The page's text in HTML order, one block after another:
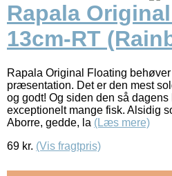
Rapala
13cm-RT
Rapala Original Floating
præsentation. Det er den mest
og godt! Og siden den så
exceptionelt mange fisk. Alsidig
Aborre, gedde, la (Læs mere)
69 kr. (Vis fragtpris)